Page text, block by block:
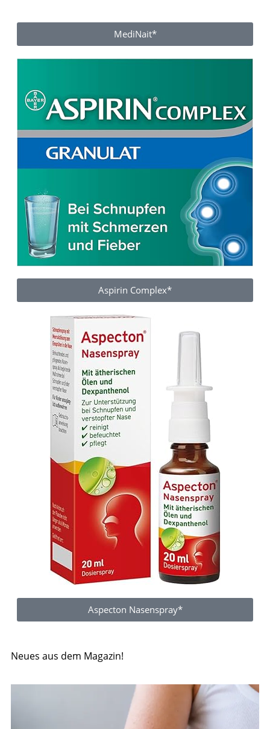
MediNait*
Aspirin Complex*
Aspecton Nasenspray*
Neues aus dem Magazin!